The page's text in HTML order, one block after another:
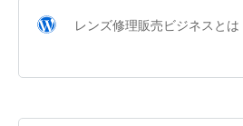
レンズ修理販売ビジネスとは